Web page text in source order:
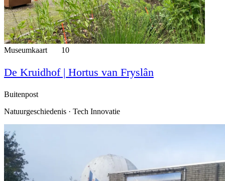
Museumkaart 10
De Kruidhof | Hortus van Fryslân
Buitenpost
Natuurgeschiedenis · Tech Innovatie